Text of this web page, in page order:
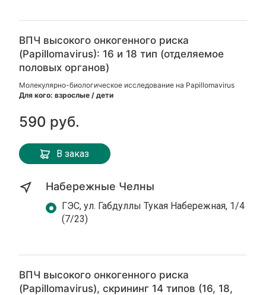
ВПЧ высокого онкогенного риска
(Papillomavirus): 16 и 18 тип (отделяемое
половых органов)
Молекулярно-биологическое исследование на Papillomavirus
Для кого: взрослые / дети
590 руб.
В заказ
Набережные Челны
ГЭС, ул. Габдуллы Тукая Набережная, 1/4
(7/23)
ВПЧ высокого онкогенного риска
(Papillomavirus), скрининг 14 типов (16, 18,